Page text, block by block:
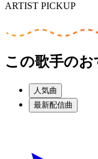
ARTIST PICKUP
この歌手のお
人気曲
最新配信曲